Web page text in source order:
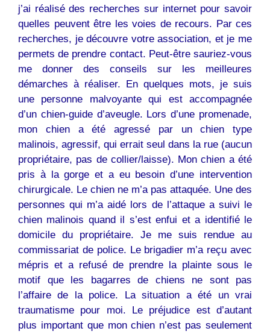
j’ai réalisé des recherches sur internet pour savoir
quelles peuvent être les voies de recours. Par ces
recherches, je découvre votre association, et je me
permets de prendre contact. Peut-être sauriez-vous
me donner des conseils sur les meilleures
démarches à réaliser. En quelques mots, je suis
une personne malvoyante qui est accompagnée
d’un chien-guide d’aveugle. Lors d’une promenade,
mon chiena été agressé par unchien type
malinois, agressif, qui errait seul dans la rue (aucun
propriétaire, pas de collier/laisse). Monchien a été
pris à la gorge et a eu besoin d’une intervention
chirurgicale. Le chien ne m’a pas attaquée. Une des
personnes qui m’a aidé lors de l’attaque a suivi le
chien malinois quand il s’est enfui et a identifié le
domicile du propriétaire. Je me suis rendue au
commissariat de police. Le brigadier m’a reçu avec
mépris et a refusé de prendre la plainte sous le
motif que les bagarres de chiens ne sont pas
l’affaire de la police. La situation a été un vrai
traumatisme pour moi. Le préjudice est d’autant
plus important que monchien n’est pas seulement